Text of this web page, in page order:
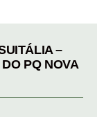
–
PQ NOVA